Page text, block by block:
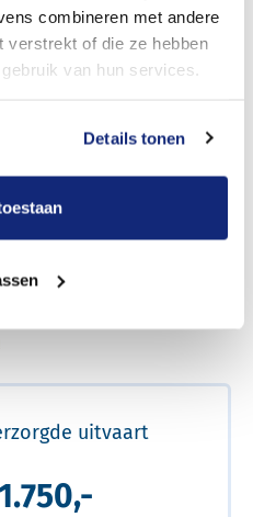
combineren met andere
verstrekt of die ze hebben
van hun services.
Details tonen
uitvaart